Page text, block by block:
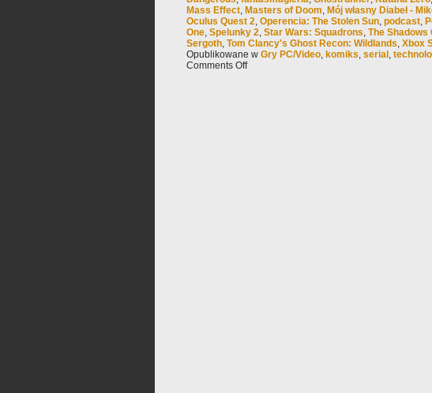
Mass Effect, Masters of Doom, Mój własny Diabeł -
Oculus Quest 2, Operencia: The Stolen Sun, podcast,
One, Spelunky 2, Star Wars: Squadrons, The Shadows
Sergoth, Tom Clancy's Ghost Recon: Wildlands, Xbox
Opublikowane w Gry PC/Video, komiks, serial ,
Comments Off